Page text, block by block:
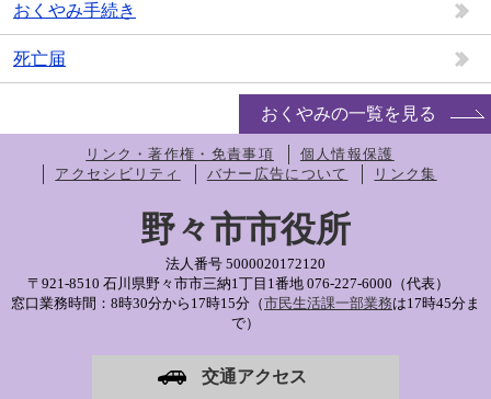
おくやみ手続き
死亡届
おくやみの一覧を見る
リンク・著作権・免責事項
個人情報保護
アクセシビリティ
バナー広告について リンク集
野々市市役所
法人番号 5000020172120
〒921-8510 石川県野々市市三納1丁目1番地 076-227-6000（代表）
窓口業務時間：8時30分から17時15分（市民生活課一部業務は17時45分ま
で）
交通アクセス